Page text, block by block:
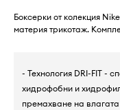
Боксерки от колекция
материя трикотаж.
- Технология DRI-FIT -
хидрофобни и
премахване на влагата